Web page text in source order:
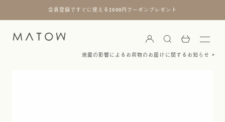
会員登録ですぐに使える2000円クーポンプレゼント
地震の影響によるお荷物のお届けに関するお知らせ